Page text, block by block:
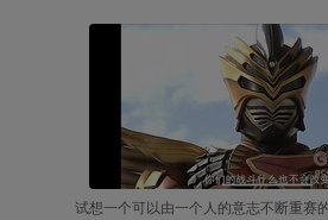
试想一个可以由一个人的意志不断重赛